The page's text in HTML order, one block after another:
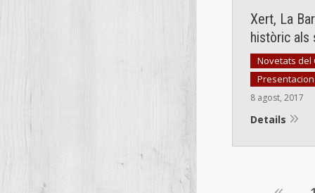
Xert, La
històric als
Novetats del
8 agost, 2017
Details